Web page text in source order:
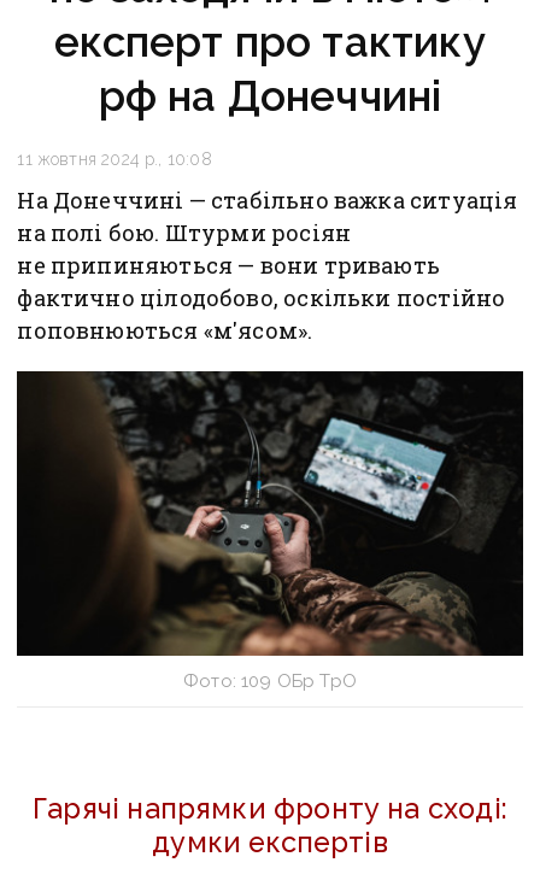
експерт про тактику
рф на Донеччині
11 жовтня 2024 р., 10:08
На Донеччині — стабільно важка ситуація
на полі бою. Штурми росіян
не припиняються — вони тривають
фактично цілодобово, оскільки постійно
поповнюються «м'ясом».
Фото: 109 ОБр ТрО
Гарячі напрямки фронту на сході:
думки експертів